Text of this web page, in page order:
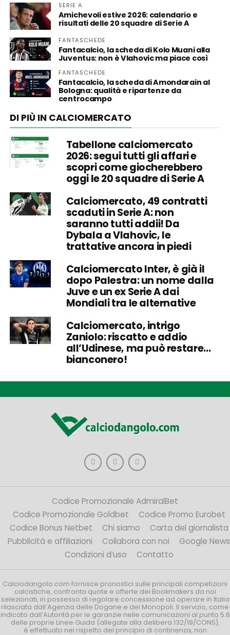
SERIE A
Amichevoli estive 2026: calendario e
risultati delle 20 squadre di Serie A
FANTASCHEDE
Fantacalcio, la scheda di Kolo Muani alla
Juventus: non è Vlahovic ma piace così
FANTASCHEDE
Fantacalcio, la scheda di Amondarain al
Bologna: qualità e ripartenze da
centrocampo
DI PIÙ IN CALCIOMERCATO
Tabellone calciomercato
2026: segui tutti gli affari e
scopri come giocherebbero
oggi le 20 squadre di Serie A
Calciomercato, 49 contratti
scaduti in Serie A: non
saranno tutti addii! Da
Dybala a Vlahovic, le
trattative ancora in piedi
Calciomercato Inter, è già il
dopo Palestra: un nome dalla
Juve e un ex Serie A dai
Mondiali tra le alternative
Calciomercato, intrigo
Zaniolo: riscatto e addio
all’Udinese, ma può restare…
bianconero!
Codice Promozionale AdmiralBet
Codice Promozionale Goldbet
Codice Promo Eurobet
Codice Bonus Netbet
Chi siamo
Carta del giornalista
Pubblicità e affiliazioni
Collabora con noi
Google News
Condizioni d’uso
Contatto
Calciodangolo.com fornisce pronostici sulle principali competizioni
calcistiche, confronta quote e offerte dei Bookmakers da noi
selezionati, in possesso di regolare concessione ad operare in Italia
rilasciata dall’Agenzia delle Dogane e dei Monopoli. Il servizio, come
indicato dall’Autorità per le garanzie nelle comunicazioni al punto 5.6
delle proprie Linee Guida (allegate alla delibera 132/19/CONS),
è effettuato nel rispetto del principio di continenza, non